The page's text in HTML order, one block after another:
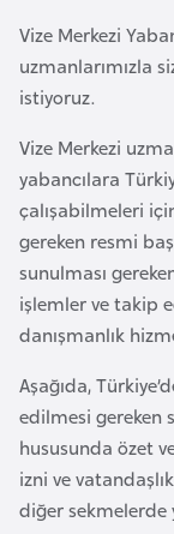
Vize Merkezi
uzmanlarımızla
istiyoruz.
Vize Merkezi
yabancılara
çalışabilmeleri
gereken resmi
sunulması
işlemler ve takip
danışmanlık
Aşağıda,
edilmesi gereken
hususunda özet
izni ve
diğer sekmelerde
b
a
y
a
n
B
a
h
e
y
n
B